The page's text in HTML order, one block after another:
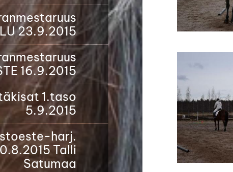
23.9.2015
16.9.2015
1.taso
5.9.2015
harj.
Talli
Satumaa